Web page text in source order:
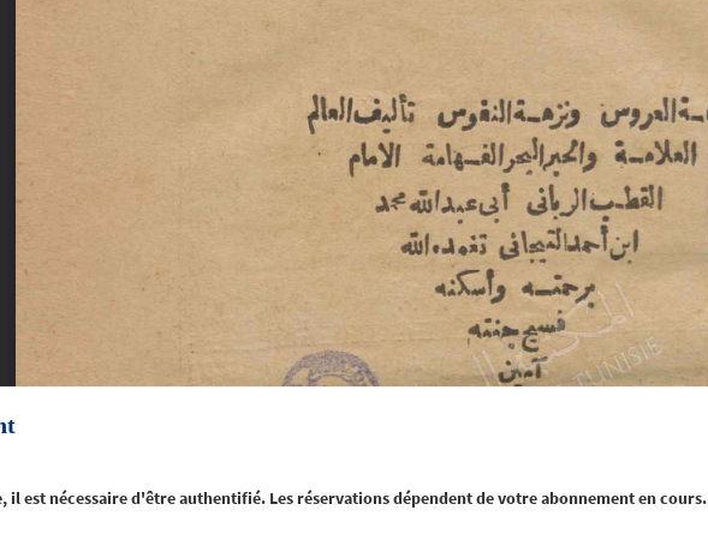
il est nécessaire d'être authentifié. Les réservations dépendent de votre abonnement en cours.